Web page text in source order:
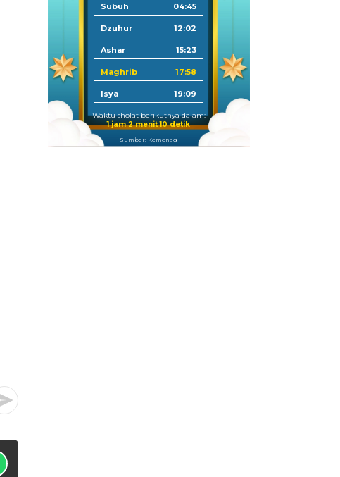
Subuh 04:45
Dzuhur 12:02
Ashar 15:23
Maghrib 17:58
Isya 19:09
Waktu sholat berikutnya dalam:
1 jam 2 menit 9 detik
Sumber: Kemenag